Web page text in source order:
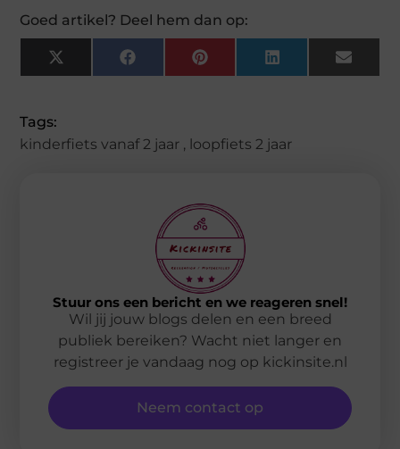
Goed artikel? Deel hem dan op:
X
(Twitter)
FacebookPinterestLinkedIn Email
Tags:
kinderfiets vanaf 2 jaar , loopfiets 2 jaar
Stuur ons een bericht en we reageren snel!
Wil jij jouw blogs delen en een breed
publiek bereiken? Wacht niet langer en
registreer je vandaag nog op kickinsite.nl
Neem contact op